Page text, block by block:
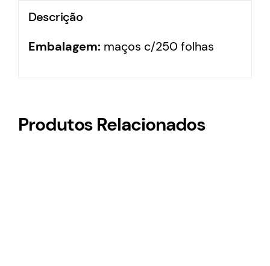
Descrição
Embalagem: maços c/250 folhas
Produtos Relacionados